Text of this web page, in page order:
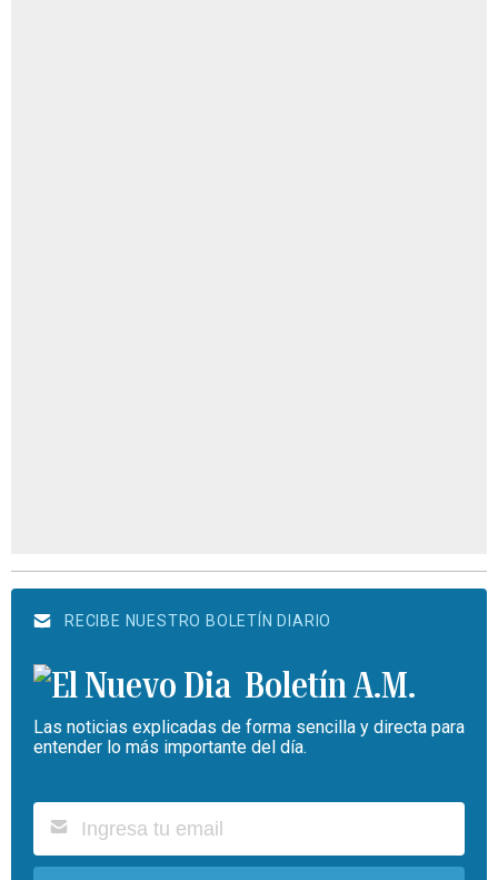
RECIBE NUESTRO BOLETÍN DIARIO
Boletín A.M.
Las noticias explicadas de forma sencilla y directa para
entender lo más importante del día.